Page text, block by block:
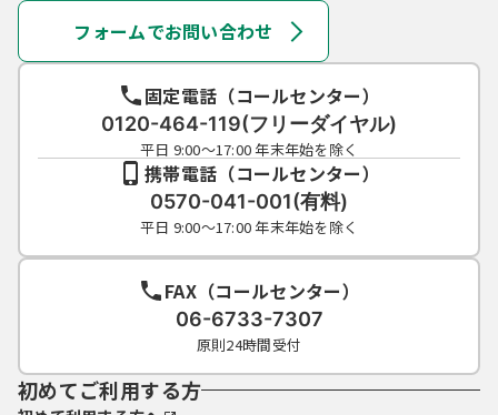
フォームでお問い合わせ
固定電話（コールセンター）
0120-464-119(フリーダイヤル)
平日 9:00～17:00 年末年始を除く
携帯電話（コールセンター）
0570-041-001(有料)
平日 9:00～17:00 年末年始を除く
FAX（コールセンター）
06-6733-7307
原則24時間受付
初めてご利用する方